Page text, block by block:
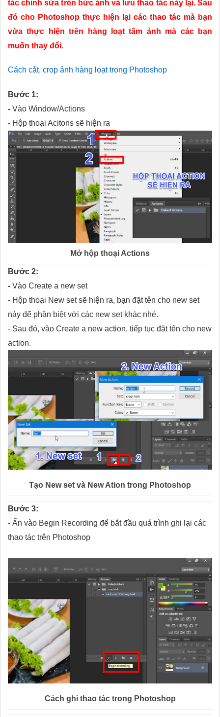
tác chỉnh sửa trên bức ảnh và lưu thao tác này lại. Sau
đó cho Photoshop thực hiện lại các thao tác mà bạn
vừa thực hiện trên hàng loạt tấm ảnh mà các bạn
muốn thay đổi.
Cách cắt, crop ảnh hàng loạt trong Photoshop
Bước 1:
- Vào Window/Actions
- Hộp thoại Acitons sẽ hiện ra
Mở hộp thoại Actions
Bước 2:
- Vào Create a new set
- Hộp thoại New set sẽ hiện ra, bạn đặt tên cho new set
này để phân biệt với các new set khác nhé.
- Sau đó, vào Create a new action, tiếp tục đặt tên cho new
action.
Tạo New set và New Ation trong Photoshop
Bước 3:
- Ấn vào Begin Recording để bắt đầu quá trình ghi lại các
thao tác trên Photoshop
Cách ghi thao tác trong Photoshop